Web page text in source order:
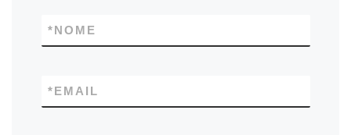
NOME
*
EMAIL
*